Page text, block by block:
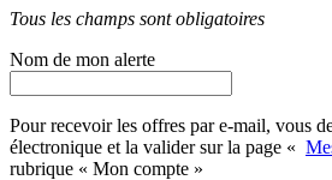
Tous les champs sont obligatoires
Nom de mon alerte
Pour recevoir les offres par e-mail, vous
électronique et la valider sur la page «
rubrique « Mon compte »